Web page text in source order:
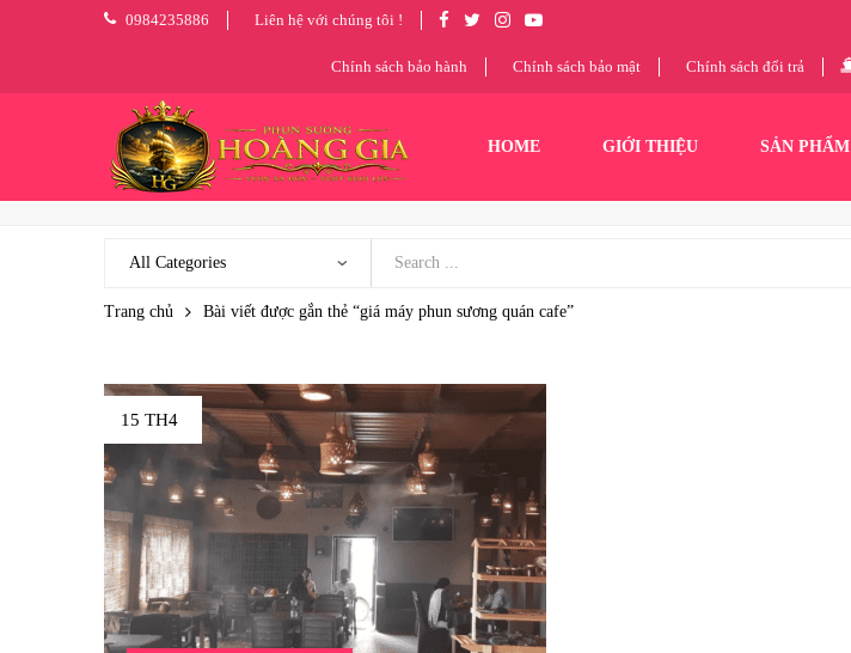
0984235886 Liên hệ với chúng tôi !
Chính sách bảo hành Chính sách bảo mật Chính sách đổi trả
HOME GIỚI THIỆU SẢN PHẨM
Trang chủ Bài viết được gắn thẻ “giá máy phun sương quán cafe”
15 TH4